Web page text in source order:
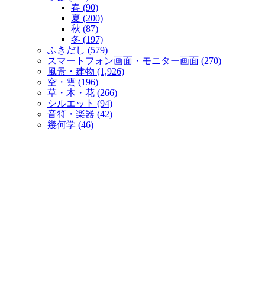
春 (90)
夏 (200)
秋 (87)
冬 (197)
ふきだし (579)
スマートフォン画面・モニター画面 (270)
風景・建物 (1,926)
空・雲 (196)
草・木・花 (266)
シルエット (94)
音符・楽器 (42)
幾何学 (46)